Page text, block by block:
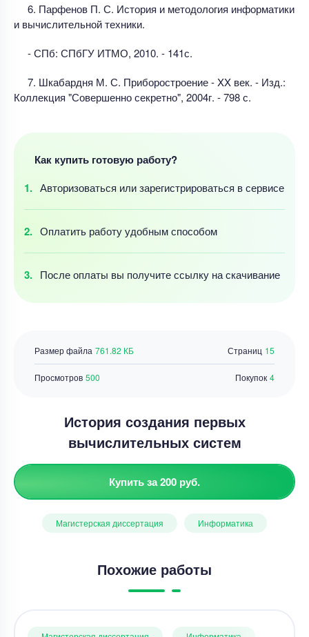
6. Парфенов П. С. История и методология информатики
и вычислительной техники.
- СПб: СПбГУ ИТМО, 2010. - 141с.
7. Шкабардня М. С. Приборостроение - XX век. - Изд.:
Коллекция "Совершенно секретно", 2004г. - 798 с.
Как купить готовую работу?
Авторизоваться или зарегистрироваться в сервисе
Оплатить работуудобнымспособом
После оплаты вы получите ссылку на скачивание
Страниц 15
Размер файла 761.82 КБ
Просмотров 500 Покупок 4
История создания первых
вычислительных систем
Купить за 200 руб.
Магистерская диссертация Информатика
Похожие работы